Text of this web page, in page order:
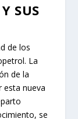
SUS
de los
La
de la
esta nueva
se